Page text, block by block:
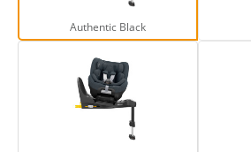
Authentic Black
Authentic Graphite